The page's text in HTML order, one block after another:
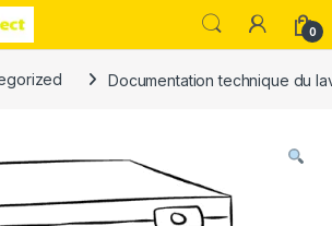
0
Documentation technique du